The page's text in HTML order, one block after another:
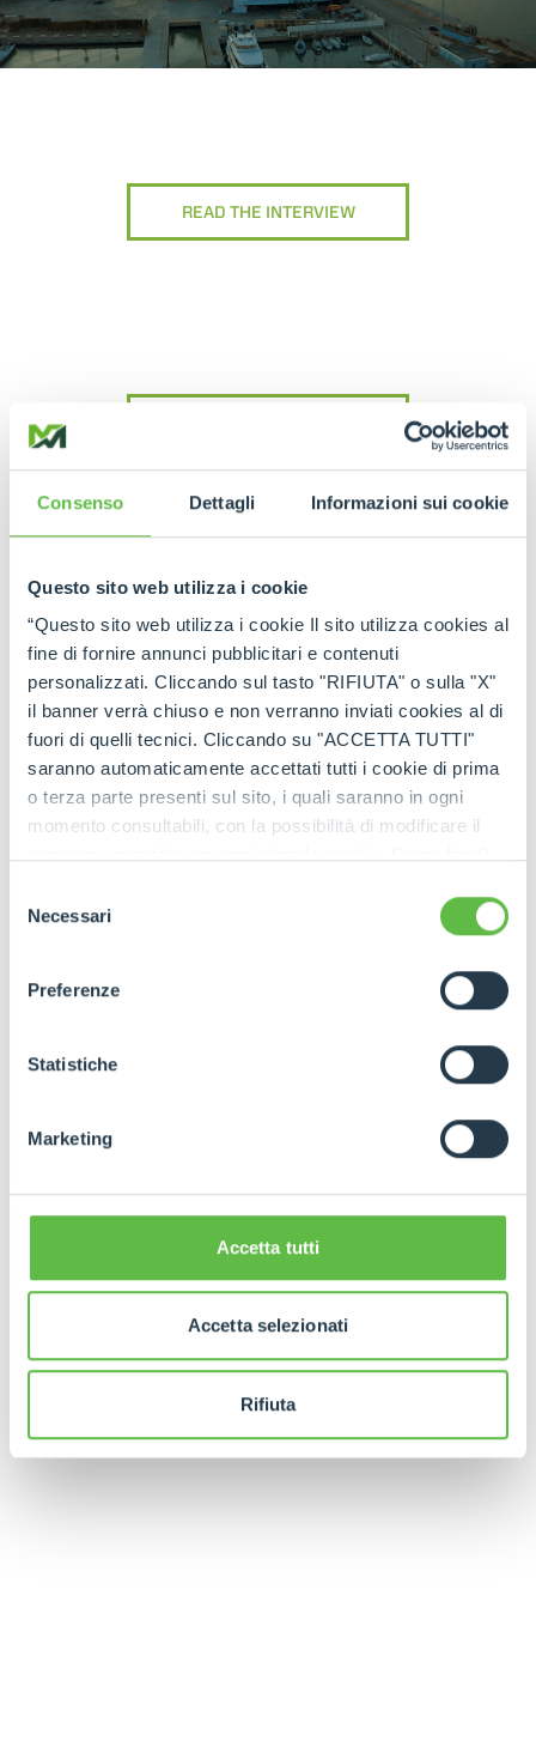
Consenso Dettagli Informazioni sui cookie
Questo sito web utilizza i cookie
“Questo sito web utilizza i cookie Il sito utilizza cookies al
fine di fornire annunci pubblicitari e contenuti
personalizzati. Cliccando sul tasto "RIFIUTA" o sulla "X"
il banner verrà chiuso e non verranno inviati cookies al di
fuori di quelli tecnici. Cliccando su "ACCETTA TUTTI"
saranno automaticamente accettati tutti i cookie di prima
o terza parte presenti sul sito, i quali saranno in ogni
momento consultabili, con la possibilità di modificare il
ogni pagina, selezionare "Modifichi il suo consenso" e
dell'informativa completa nel footer presente in ogni
pagina. Per esercitare i diritti riconosciuti all'interessato ai
GDPR abbiamo predisposto una
apposita procedura.
delNecessari
Preferenze
Statistiche
Marketing
Accetta tutti
Accetta selezionati
Rifiuta
READ THE INTERVIEW